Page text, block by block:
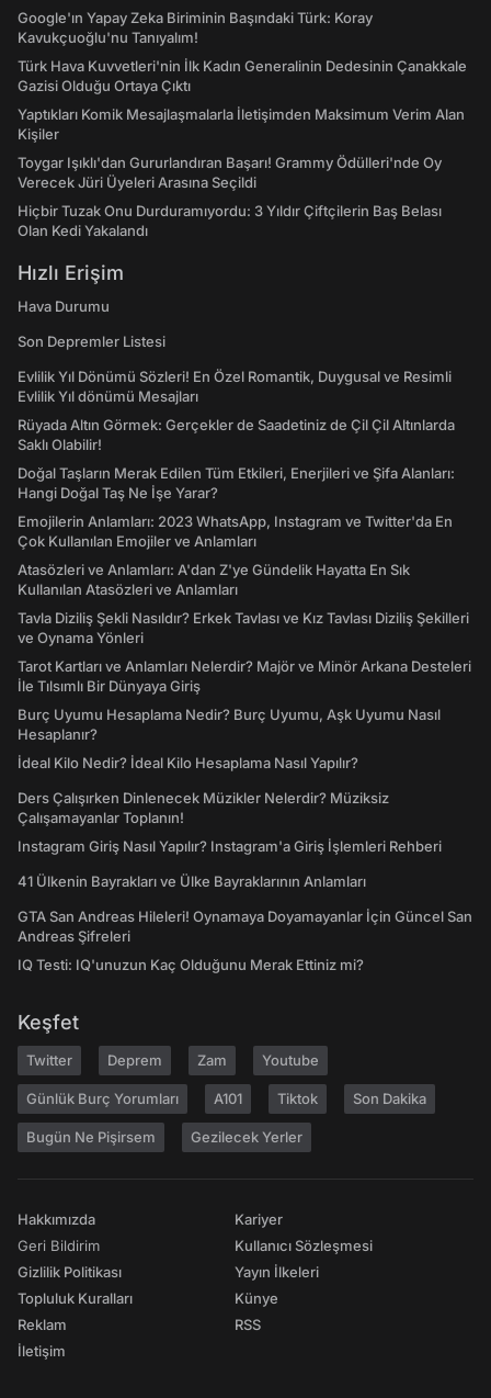
Google'ın Yapay Zeka Biriminin Başındaki Türk: Koray
Kavukçuoğlu'nu Tanıyalım!
Türk Hava Kuvvetleri'nin İlk Kadın Generalinin Dedesinin Çanakkale
Gazisi Olduğu Ortaya Çıktı
Yaptıkları Komik Mesajlaşmalarla İletişimden Maksimum Verim Alan
Kişiler
Toygar Işıklı'dan Gururlandıran Başarı! Grammy Ödülleri'nde Oy
Verecek Jüri Üyeleri Arasına Seçildi
Hiçbir Tuzak Onu Durduramıyordu: 3 Yıldır Çiftçilerin Baş Belası
Olan Kedi Yakalandı
Hızlı Erişim
Hava Durumu
Son Depremler Listesi
Evlilik Yıl Dönümü Sözleri! En Özel Romantik, Duygusal ve Resimli
Evlilik Yıl dönümü Mesajları
Rüyada Altın Görmek: Gerçekler de Saadetiniz de Çil Çil Altınlarda
Saklı Olabilir!
Doğal Taşların Merak Edilen Tüm Etkileri, Enerjileri ve Şifa Alanları:
Hangi Doğal Taş Ne İşe Yarar?
Emojilerin Anlamları: 2023 WhatsApp, Instagram ve Twitter'da En
Çok Kullanılan Emojiler ve Anlamları
Atasözleri ve Anlamları: A'dan Z'ye Gündelik Hayatta En Sık
Kullanılan Atasözleri ve Anlamları
Tavla Diziliş Şekli Nasıldır? Erkek Tavlası ve Kız Tavlası Diziliş Şekilleri
ve Oynama Yönleri
Tarot Kartları ve Anlamları Nelerdir? Majör ve Minör Arkana Desteleri
İle Tılsımlı Bir Dünyaya Giriş
Burç Uyumu Hesaplama Nedir? Burç Uyumu, Aşk Uyumu Nasıl
Hesaplanır?
İdeal Kilo Nedir? İdeal Kilo Hesaplama Nasıl Yapılır?
Ders Çalışırken Dinlenecek Müzikler Nelerdir? Müziksiz
Çalışamayanlar Toplanın!
Instagram Giriş Nasıl Yapılır? Instagram'a Giriş İşlemleri Rehberi
41 Ülkenin Bayrakları ve Ülke Bayraklarının Anlamları
GTA San Andreas Hileleri! Oynamaya Doyamayanlar İçin Güncel San
Andreas Şifreleri
IQ Testi: IQ'unuzun Kaç Olduğunu Merak Ettiniz mi?
Keşfet
Twitter Deprem Zam Youtube
Günlük Burç Yorumları A101 Tiktok Son Dakika
Bugün Ne Pişirsem Gezilecek Yerler
Hakkımızda
Geri Bildirim
Gizlilik Politikası
Topluluk Kuralları
Reklam
İletişim
Kariyer
Kullanıcı Sözleşmesi
Yayın İlkeleri
Künye
RSS